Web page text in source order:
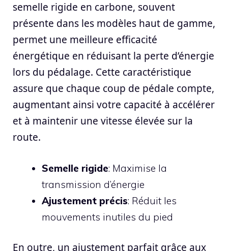
semelle rigide en carbone, souvent
présente dans les modèles haut de gamme,
permet une meilleure efficacité
énergétique en réduisant la perte d’énergie
lors du pédalage. Cette caractéristique
assure que chaque coup de pédale compte,
augmentant ainsi votre capacité à accélérer
et à maintenir une vitesse élevée sur la
route.
Semelle rigide: Maximise la
transmission d’énergie
Ajustement précis: Réduit les
mouvements inutiles du pied
En outre, un ajustement parfait grâce aux